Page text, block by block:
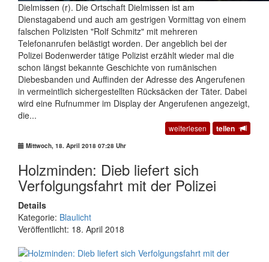
Dielmissen (r). Die Ortschaft Dielmissen ist am
Dienstagabend und auch am gestrigen Vormittag von einem
falschen Polizisten "Rolf Schmitz" mit mehreren
Telefonanrufen belästigt worden. Der angeblich bei der
Polizei Bodenwerder tätige Polizist erzählt wieder mal die
schon längst bekannte Geschichte von rumänischen
Diebesbanden und Auffinden der Adresse des Angerufenen
in vermeintlich sichergestellten Rücksäcken der Täter. Dabei
wird eine Rufnummer im Display der Angerufenen angezeigt,
die...
weiterlesen teilen
Mittwoch, 18. April 2018 07:28 Uhr
Holzminden: Dieb liefert sich
Verfolgungsfahrt mit der Polizei
Details
Kategorie: Blaulicht
Veröffentlicht: 18. April 2018